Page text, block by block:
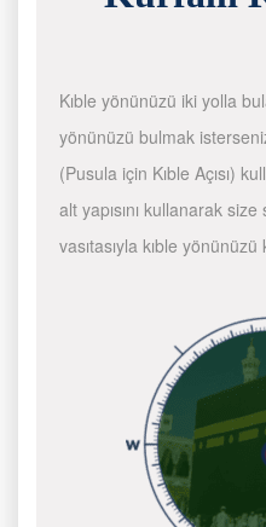
Kıble yönünüzü iki yolla
yönünüzü bulmak isterseniz
(Pusula için Kıble Açısı)
alt yapısını kullanarak
vasıtasıyla kıble